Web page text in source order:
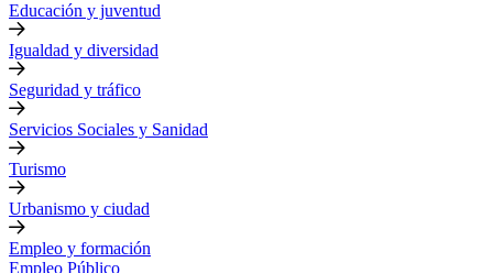
Educación y juventud
Igualdad y diversidad
Seguridad y tráfico
Servicios Sociales y Sanidad
Turismo
Urbanismo y ciudad
Empleo y formación
Empleo Público